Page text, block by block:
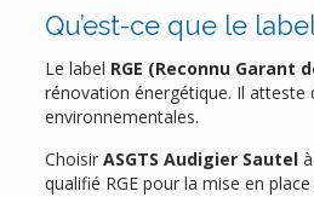
Qu’est-ce que le
Le label RGE (Reconnu Garant
rénovation énergétique. Il atteste
environnementales.
Choisir ASGTS Audigier Sautelà
qualifié RGE pour la mise en